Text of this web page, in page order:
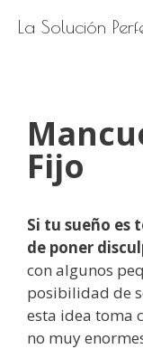
La Solución
Fijo
Si tu sueño es
de poner
con algunos
posibilidad de
esta idea toma
no muy